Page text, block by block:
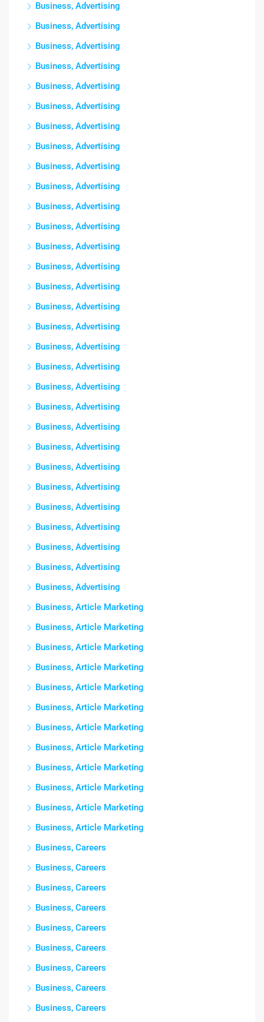
Business, Advertising
Business, Advertising
Business, Advertising
Business, Advertising
Business, Advertising
Business, Advertising
Business, Advertising
Business, Advertising
Business, Advertising
Business, Advertising
Business, Advertising
Business, Advertising
Business, Advertising
Business, Advertising
Business, Advertising
Business, Advertising
Business, Advertising
Business, Advertising
Business, Advertising
Business, Advertising
Business, Advertising
Business, Advertising
Business, Advertising
Business, Advertising
Business, Advertising
Business, Advertising
Business, Advertising
Business, Advertising
Business, Advertising
Business, Advertising
Business, Article Marketing
Business, Article Marketing
Business, Article Marketing
Business, Article Marketing
Business, Article Marketing
Business, Article Marketing
Business, Article Marketing
Business, Article Marketing
Business, Article Marketing
Business, Article Marketing
Business, Article Marketing
Business, Article Marketing
Business, Careers
Business, Careers
Business, Careers
Business, Careers
Business, Careers
Business, Careers
Business, Careers
Business, Careers
Business, Careers